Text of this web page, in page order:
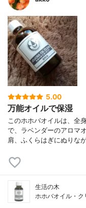
5.00
万能オイルで保湿
このホホバオイルは、全
で、ラベンダーのアロマ
肩、ふくらはぎにぬりな
生活の木
ホホバオイル・ク